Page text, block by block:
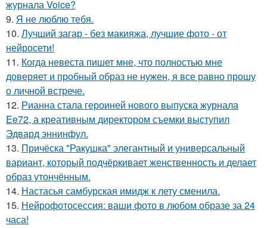
журнала Voice?
9. Я не люблю тебя.
10. Лучший загар - без макияжа, лучшие фото - от
нейросети!
11. Когда невеста пишет мне, что полностью мне
доверяет и пробный образ не нужен, я все равно прошу
о личной встрече.
12. Рианна стала героиней нового выпуска журнала
Ee72, а креативным директором съемки выступил
Эдвард эннинфул.
13. Причёска "Ракушка" элегантный и универсальный
вариант, который подчёркивает женственность и делает
образ утончённым.
14. Настасья самбурская имидж к лету сменила.
15. Нейрофотосессия: ваши фото в любом образе за 24
часа!